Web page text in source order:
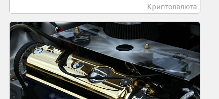
Криптовалюта